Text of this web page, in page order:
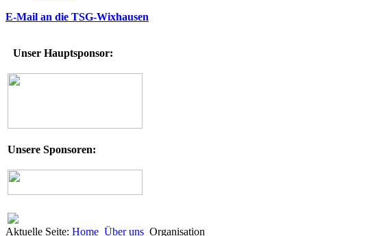
E-Mail an die TSG-Wixhausen
Unser Hauptsponsor:
Unsere Sponsoren:
Aktuelle Seite: Home Über uns Organisation